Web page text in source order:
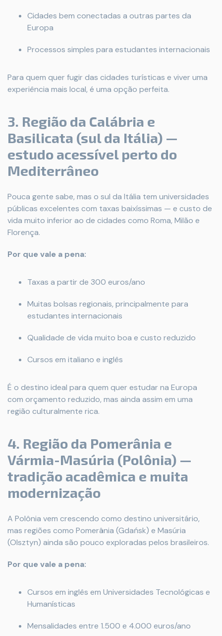
Cidades bem conectadas a outras partes da
Europa
Processos simples para estudantes internacionais
Para quem quer fugir das cidades turísticas e viver uma
experiência mais local, é uma opção perfeita.
3. Região da Calábria e
Basilicata (sul da Itália) —
estudo acessível perto do
Mediterrâneo
Pouca gente sabe, mas o sul da Itália tem universidades
públicas excelentes com taxas baixíssimas — e custo de
vida muito inferior ao de cidades como Roma, Milão e
Florença.
Por que vale a pena:
Taxas a partir de 300 euros/ano
Muitas bolsas regionais, principalmente para
estudantes internacionais
Qualidade de vida muito boa e custo reduzido
Cursos em italiano e inglês
É o destino ideal para quem quer estudar na Europa
com orçamento reduzido, mas ainda assim em uma
região culturalmente rica.
4. Região da Pomerânia e
Vármia-Masúria (Polônia) —
tradição acadêmica e muita
modernização
A Polônia vem crescendo como destino universitário,
mas regiões como Pomerânia (Gdańsk) e Masúria
(Olsztyn) ainda são pouco exploradas pelos brasileiros.
Por que vale a pena:
Cursos em inglês em Universidades Tecnológicas e
Humanísticas
Mensalidades entre 1.500 e 4.000 euros/ano